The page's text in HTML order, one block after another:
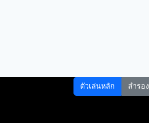
ตัวเล่นหลัก สำรอง